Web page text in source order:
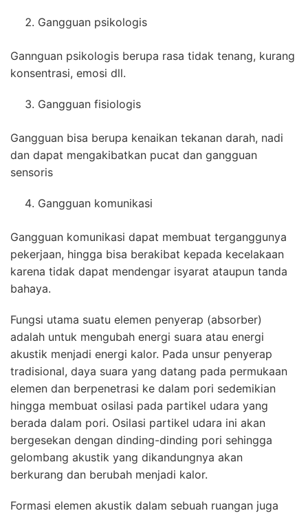
Gangguan psikologis
Gannguan psikologis berupa rasa tidak tenang, kurang
konsentrasi, emosi dll.
Gangguan fisiologis
Gangguan bisa berupa kenaikan tekanan darah, nadi
dan dapat mengakibatkan pucat dan gangguan
sensoris
Gangguan komunikasi
Gangguan komunikasi dapat membuat terganggunya
pekerjaan, hingga bisa berakibat kepada kecelakaan
karena tidak dapat mendengar isyarat ataupun tanda
bahaya.
Fungsi utama suatu elemen penyerap (absorber)
adalah untuk mengubah energi suara atau energi
akustik menjadi energi kalor. Pada unsur penyerap
tradisional, daya suara yang datang pada permukaan
elemen dan berpenetrasi ke dalam pori sedemikian
hingga membuat osilasi pada partikel udara yang
berada dalam pori. Osilasi partikel udara ini akan
bergesekan dengan dinding-dinding pori sehingga
gelombang akustik yang dikandungnya akan
berkurang dan berubah menjadi kalor.
Formasi elemen akustik dalam sebuah ruangan juga